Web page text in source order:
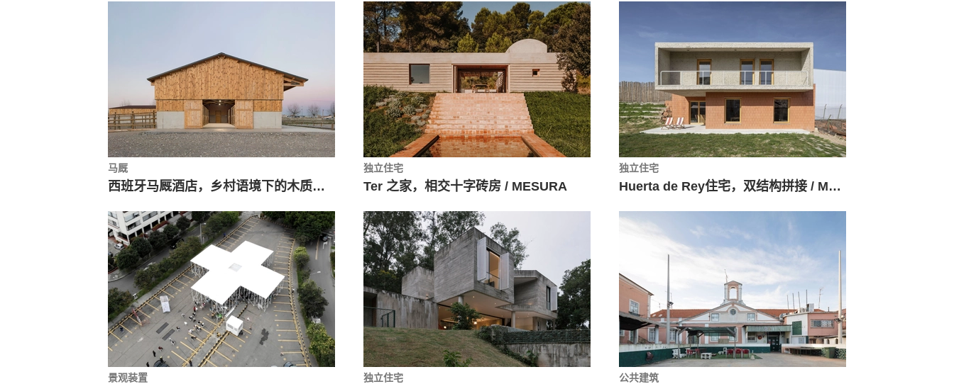
马厩
西班牙马厩酒店，乡村语境下的木质结构 / Gabarra Arquitectes
独立住宅
Ter 之家，相交十字砖房 / MESURA
独立住宅
Huerta de Rey住宅，双结构拼接 / Mecanismo
景观装置 独立住宅 公共建筑